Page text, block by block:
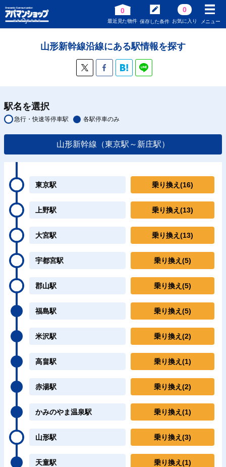
0
最近見た物件 保存した条件
0
お気に入り メニュー
山形新幹線沿線にある駅情報を探す
駅名を選択
急行・快速等停車駅 各駅停車のみ
山形新幹線（東京駅～新庄駅）
東京駅 乗り換え (16)
上野駅 乗り換え (13)
大宮駅 乗り換え (13)
宇都宮駅 乗り換え (5)
郡山駅 乗り換え (5)
福島駅 乗り換え (5)
米沢駅 乗り換え (2)
高畠駅 乗り換え (1)
赤湯駅 乗り換え (2)
かみのやま温泉駅 乗り換え (1)
山形駅 乗り換え (3)
天童駅 乗り換え (1)